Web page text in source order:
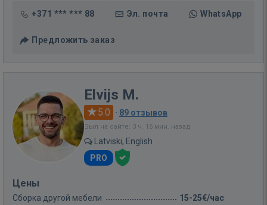
+371 *** *** 88 Эл. почта WhatsApp
Предложить заказ
Elvijs M.
5.0 · 89 отзывов
Был на сайте: 3 ч. 15 мин. назад
Latviski, English
PRO
Цены
Сборка другой мебели 15-25€/час